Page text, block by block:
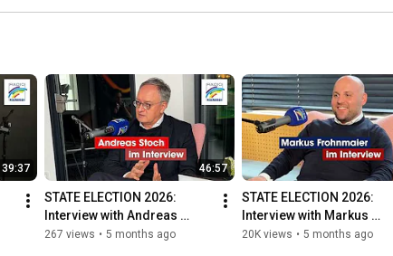
39:37 46:57
STATE ELECTION 2026:
Interview with Andreas
Stoch (SPD)
267 views • 5 months ago
STATE ELECTION 2026:
Interview with Markus
Frohnmaier (AfD)
20K views • 5 months ago